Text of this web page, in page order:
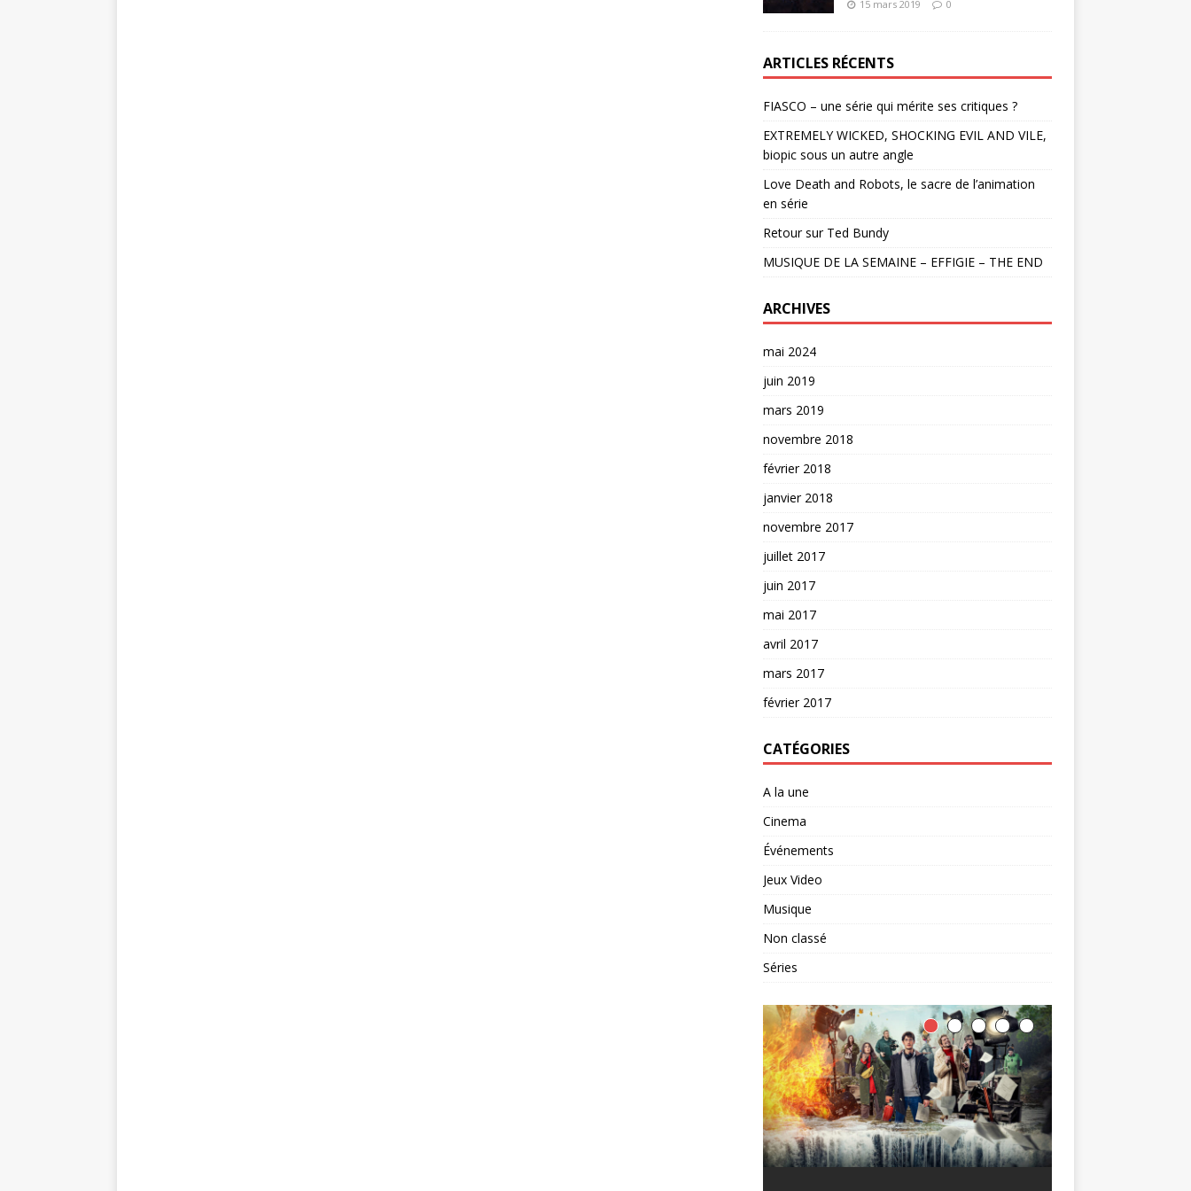
15 mars 2019 0
ARTICLES RÉCENTS
FIASCO – une série qui mérite ses critiques ?
EXTREMELY WICKED, SHOCKING EVIL AND VILE,
biopic sous un autre angle
Love Death and Robots, le sacre de l’animation
en série
Retour sur Ted Bundy
MUSIQUE DE LA SEMAINE – EFFIGIE – THE END
ARCHIVES
mai 2024
juin 2019
mars 2019
novembre 2018
février 2018
janvier 2018
novembre 2017
juillet 2017
juin 2017
mai 2017
avril 2017
mars 2017
février 2017
CATÉGORIES
A la une
Cinema
Événements
Jeux Video
Musique
Non classé
Séries